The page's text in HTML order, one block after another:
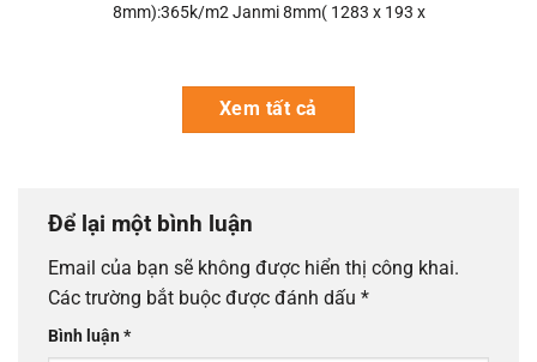
8mm):365k/m2 Janmi 8mm( 1283 x 193 x
Xem tất cả
Để lại một bình luận
Email của bạn sẽ không được hiển thị công khai.
Các trường bắt buộc được đánh dấu *
Bình luận*